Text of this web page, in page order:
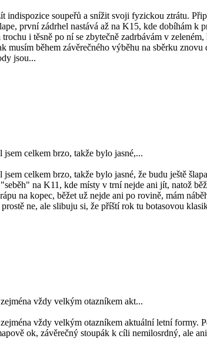
soupeřů a snížit svoji fyzickou ztrátu.
první zádrhel nastává až na K15, kde dobíhám
i těsně po ní se zbytečně zadrbávám v
během závěrečného výběhu na sběrku
jsou...
celkem brzo, takže bylo jasné,...
celkem brzo, takže bylo jasné, že budu ještě
na K11, kde místy v trní nejde ani jít, natož
na kopec, běžet už nejde ani po rovině, mám
ne, ale slibuju si, že příští rok tu botasovou
vždy velkým otazníkem akt...
vždy velkým otazníkem aktuální letní formy.
ok, závěrečný stoupák k cíli nemilosrdný, ale